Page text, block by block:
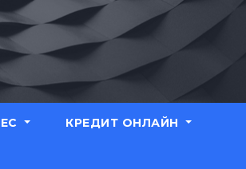
КРЕДИТ ОНЛАЙН